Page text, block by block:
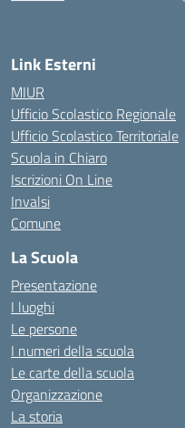
Link Esterni
MIUR
Ufficio Scolastico Regionale
Ufficio Scolastico Territoriale
Scuola in Chiaro
Iscrizioni On Line
Invalsi
Comune
La Scuola
Presentazione
I luoghi
Le persone
I numeri della scuola
Le carte della scuola
Organizzazione
La storia